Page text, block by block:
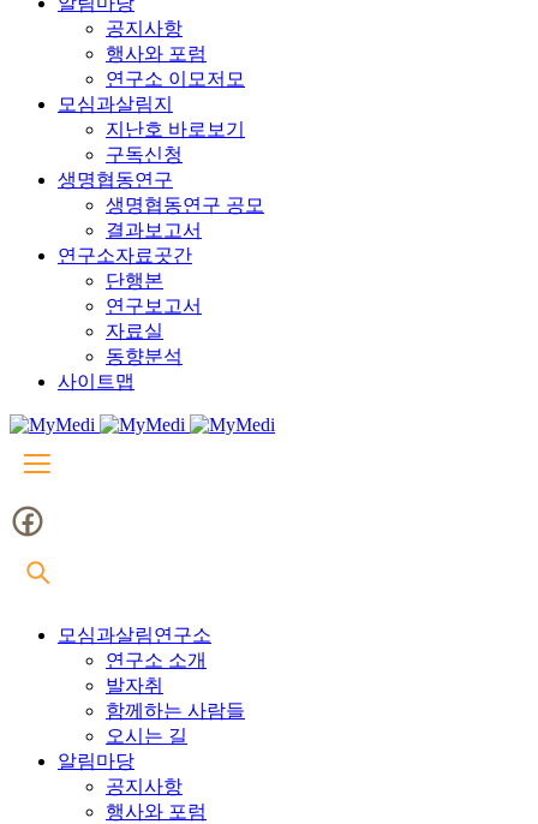
공지사항
행사와 포럼
연구소 이모저모
모심과살림지
지난호 바로보기
구독신청
생명협동연구
생명협동연구 공모
결과보고서
연구소자료곳간
단행본
연구보고서
자료실
동향분석
사이트맵
모심과살림연구소
연구소 소개
발자취
함께하는 사람들
오시는 길
알림마당
공지사항
행사와 포럼